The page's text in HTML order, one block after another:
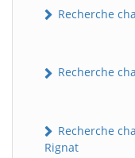
Recherche
Recherche
Recherche
Rignat